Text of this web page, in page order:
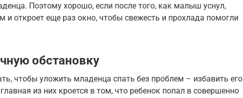
Поэтому хорошо, если после того, как малыш уснул,
и откроет еще раз окно, чтобы свежесть и прохлада помогли
обстановку
чтобы уложить младенца спать без проблем – избавить его
из них кроется в том, что ребенок попал в совершенно